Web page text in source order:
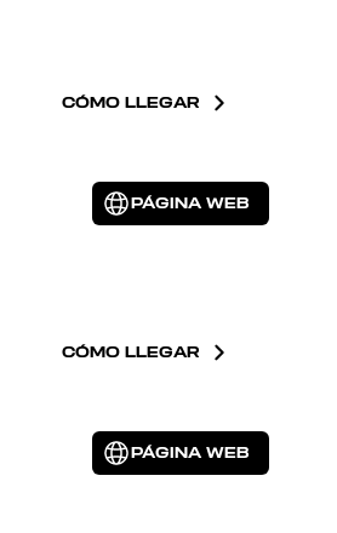
CÓMO LLEGAR
PÁGINA WEB
CÓMO LLEGAR
PÁGINA WEB